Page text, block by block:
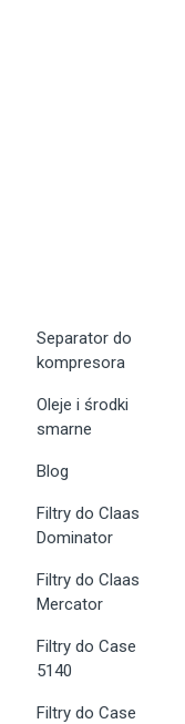
Separator do
kompresora
Oleje i środki
smarne
Blog
Filtry do Claas
Dominator
Filtry do Claas
Mercator
Filtry do Case
5140
Filtry do Case